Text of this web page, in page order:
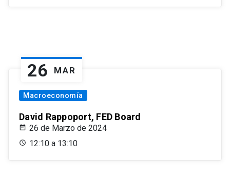
26 MAR
Macroeconomía
David Rappoport, FED Board
26 de Marzo de 2024
12:10 a 13:10